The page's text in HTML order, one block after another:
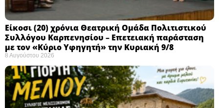
Eίκοσι (20) χρόνια Θεατρική Ομάδα Πολιτιστικού
Συλλόγου Καρπενησίου – Επετειακή παράσταση
με τον «Κύριο Υφηγητή» την Κυριακή 9/8
8 Αυγούστου 2026